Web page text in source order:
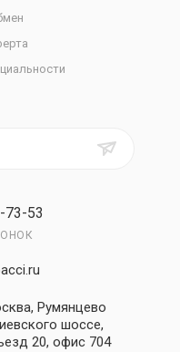
73-53
Румянцево
шоссе,
20, офис 704